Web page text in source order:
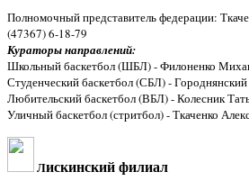
Полномочный представитель федерации:
(47367) 6-18-79
Кураторы направлений:
Школьный баскетбол (ШБЛ) - Филоненко
Студенческий баскетбол (СБЛ) -
Любительский баскетбол (ВБЛ) - Колесник
Уличный баскетбол (стритбол) - Ткаченко
Лискинский филиал